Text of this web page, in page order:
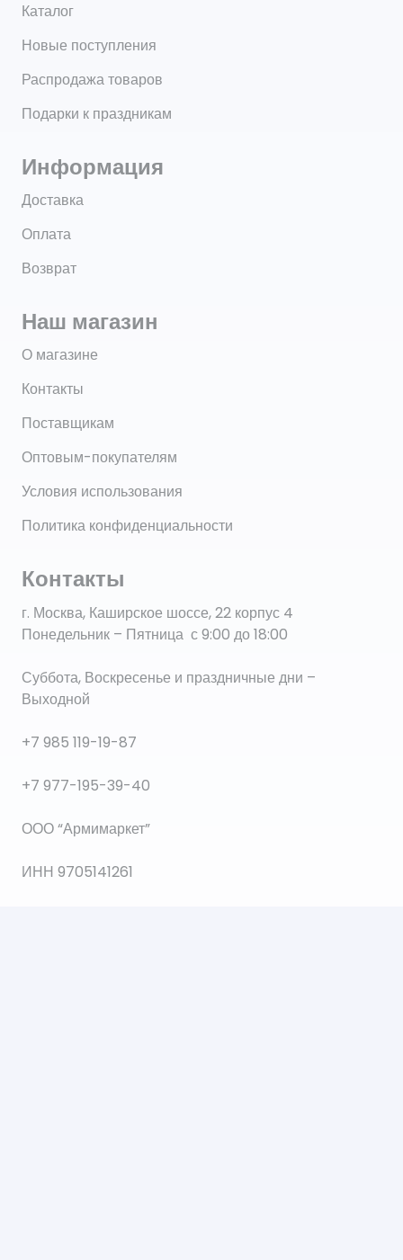
Каталог
Новые поступления
Распродажа товаров
Подарки к праздникам
Информация
Доставка
Оплата
Возврат
Наш магазин
О магазине
Контакты
Поставщикам
Оптовым-покупателям
Условия использования
Политика конфиденциальности
Контакты
г. Москва, Каширское шоссе, 22 корпус 4
Понедельник – Пятница с 9:00 до 18:00
Суббота, Воскресенье и праздничные дни –
Выходной
+7 985 119-19-87
+7 977-195-39-40
ООО “Армимаркет”
ИНН 9705141261